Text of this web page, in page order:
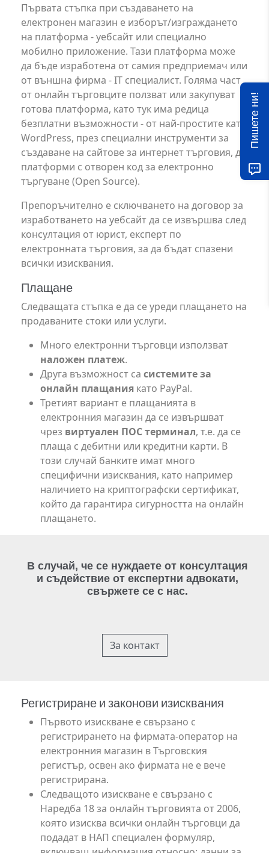
Първата стъпка при създаването на
електронен магазин е изборът/изграждането
на платформа - уебсайт или специално
мобилно приложение. Тази платформа може
да бъде изработена от самия предприемач или
от външна фирма - IT специалист. Голяма част
от онлайн търговците ползват или закупуват
готова платформа, като тук има редица
безплатни възможности - от най-простите като
WordPress, през специални инструменти за
създаване на сайтове за интернет търговия, до
платформи с отворен код за електронно
търгуване (Open Source).
Препоръчително е сключването на договор за
изработването на уебсайт да се извършва след
консултация от юрист, експерт по
електронната търговия, за да бъдат спазени
всички изисквания.
Плащане
Следващата стъпка е да се уреди плащането на
продаваните стоки или услуги.
Много електронни търговци използват
наложен платеж.
Друга възможност са системите за
онлайн плащания като PayPal.
Третият вариант е плащанията в
електронния магазин да се извършват
чрез виртуален ПОС терминал, т.е. да се
плаща с дебитни или кредитни карти. В
този случай банките имат много
специфични изисквания, като например
наличието на криптографски сертификат,
който да гарантира сигурността на онлайн
плащането.
В случай, че се нуждаете от консултация
и съдействие от експертни адвокати,
свържете се с нас.
За контакт
Регистриране и законови изисквания
Първото изискване е свързано с
регистрирането на фирмата-оператор на
електронния магазин в Търговския
регистър, освен ако фирмата не е вече
регистрирана.
Следващото изискване е свързано с
Наредба 18 за онлайн търговията от 2006,
която изисква всички онлайн търговци да
подадат в НАП специален формуляр,
Пишете ни!